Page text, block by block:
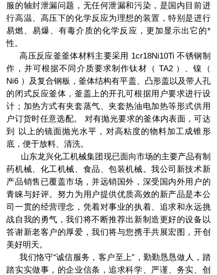
服的轴封泄漏问题，无任何泄漏和污染，是国内目前进
行高温、高压下的化学反应为理想的装置，特别是进行
易燃、易爆、有毒介质的化学反应，更加显示出它的*
性。
高压反应釜釜体材料主要采用 1cr18Ni10Ti 不锈钢制
作，并可根据不同介质要求制作钛材（ TA2 ）、镍（
Ni6 ）及复合钢板，釜体结构有平盖、凸形盖以及带人孔
的闭式反应釜体，釜盖上的开孔可根据用户要求进行设
计；加热方式有夹套蒸气、夹套热油电加热等形式供用
户订货时任意选配。 对有抛光要求的釜体内表面，可达
到 以上的镜面抛光水平，对高粘度的物料加工成锥形
底，便于放料、清洗。
山东龙兴化工机械集团现已面向市场的主要产品有制
药机械、化工机械、食品、包装机械。我公司新技术新
产品销售已覆盖市场，并远销国外，深受国内外用户的
青睐与好评。努力为用户提供优质高效的新产品是本公
司一贯的经营理念，凭着对事业的执着、追求和永远挑
战自我的勇气，我们将不断推荐出新制造更好的设备以
答谢新老客户的厚爱，我们将与您携手共展宏图，开创
美好明天。
我们恪守“诚信服务，客户至上”，勤勤恳恳做人，踏
踏实实做事，的企业信条，追求科学、严谨、务实、创